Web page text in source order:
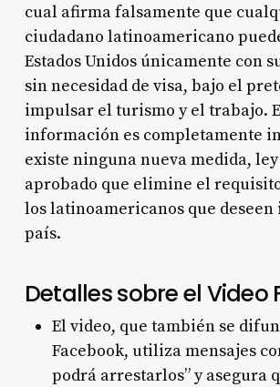
cual afirma falsamente que
ciudadano latinoamericano
Estados Unidos únicamente con
sin necesidad de visa, bajo el
impulsar el turismo y el trabajo.
información es completamente
existe ninguna nueva medida,
aprobado que elimine el
los latinoamericanos que
país.
Detalles sobre el Video
El video, que también se
Facebook, utiliza mensajes
podrá arrestarlos” y asegura